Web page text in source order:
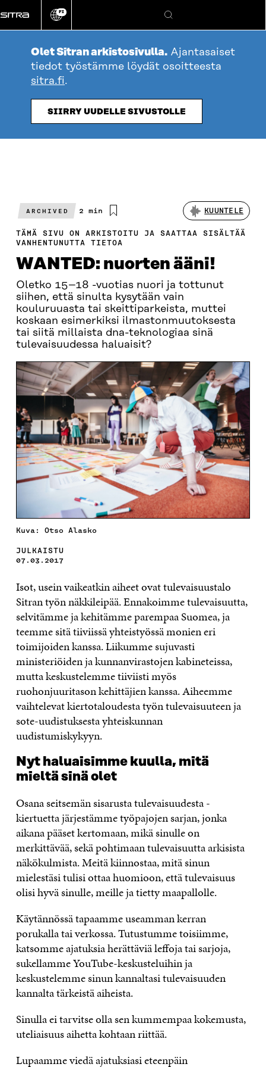
suoraan
sisältöön
Vaihda
kieli
FI
Hae
Olet Sitran arkistosivulla. Ajantasaiset
tiedot työstämme löydät osoitteesta
sitra.fi.
SIIRRY UUDELLE SIVUSTOLLE
ARCHIVED
Arvioitu
2 min KUUNTELE
TÄMÄ SIVU ON ARKISTOITU JA SAATTAA SISÄLTÄÄ
VANHENTUNUTTA TIETOA
WANTED: nuorten ääni!
Oletko 15–18 -vuotias nuori ja tottunut
siihen, että sinulta kysytään vain
kouluruuasta tai skeittiparkeista, muttei
koskaan esimerkiksi ilmastonmuutoksesta
tai siitä millaista dna-teknologiaa sinä
tulevaisuudessa haluaisit?
Kuva: Otso Alasko
JULKAISTU
07.03.2017
Isot, usein vaikeatkin aiheet ovat tulevaisuustalo
Sitran työn näkkileipää. Ennakoimme tulevaisuutta,
selvitämme ja kehitämme parempaa Suomea, ja
teemme sitä tiiviissä yhteistyössä monien eri
toimijoiden kanssa. Liikumme sujuvasti
ministeriöiden ja kunnanvirastojen kabineteissa,
mutta keskustelemme tiiviisti myös
ruohonjuuritason kehittäjien kanssa. Aiheemme
vaihtelevat kiertotaloudesta työn tulevaisuuteen ja
sote-uudistuksesta yhteiskunnan
uudistumiskykyyn.
Nyt haluaisimme kuulla, mitä
mieltä sinä olet
Osana seitsemän sisarusta tulevaisuudesta -
kiertuetta järjestämme työpajojen sarjan, jonka
aikana pääset kertomaan, mikä sinulle on
merkittävää, sekä pohtimaan tulevaisuutta arkisista
näkökulmista. Meitä kiinnostaa, mitä sinun
mielestäsi tulisi ottaa huomioon, että tulevaisuus
olisi hyvä sinulle, meille ja tietty maapallolle.
Käytännössä tapaamme useamman kerran
porukalla tai verkossa. Tutustumme toisiimme,
katsomme ajatuksia herättäviä leffoja tai sarjoja,
sukellamme YouTube-keskusteluihin ja
keskustelemme sinun kannaltasi tulevaisuuden
kannalta tärkeistä aiheista.
Sinulla ei tarvitse olla sen kummempaa kokemusta,
uteliaisuus aihetta kohtaan riittää.
Lupaamme viedä ajatuksiasi eteenpäin